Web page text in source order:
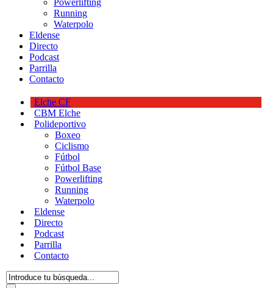
Powerlifting
Running
Waterpolo
Eldense
Directo
Podcast
Parrilla
Contacto
Elche CF
CBM Elche
Polideportivo
Boxeo
Ciclismo
Fútbol
Fútbol Base
Powerlifting
Running
Waterpolo
Eldense
Directo
Podcast
Parrilla
Contacto